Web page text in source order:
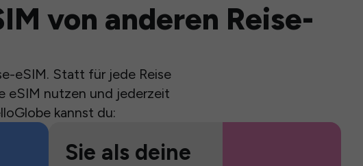
von anderen Reise-
eSIM. Statt für jede Reise
eSIM nutzen und jederzeit
kannst du:
Sie als deine